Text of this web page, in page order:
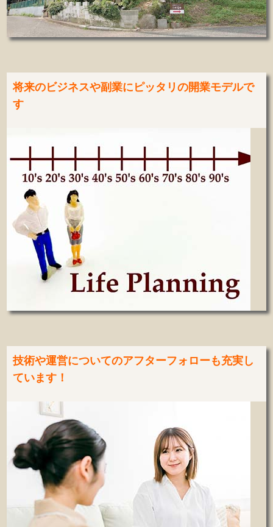
将来のビジネスや副業にピッタリの開業モデルで
す
技術や運営についてのアフターフォローも充実し
ています！